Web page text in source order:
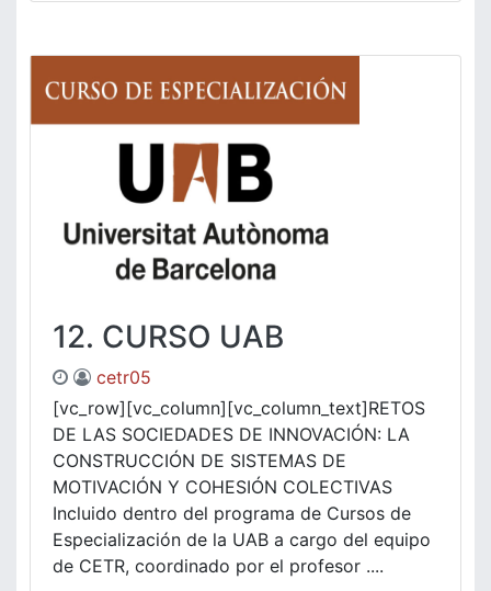
12. CURSO UAB
cetr05
[vc_row][vc_column][vc_column_text]RETOS
DE LAS SOCIEDADES DE INNOVACIÓN: LA
CONSTRUCCIÓN DE SISTEMAS DE
MOTIVACIÓN Y COHESIÓN COLECTIVAS
Incluido dentro del programa de Cursos de
Especialización de la UAB a cargo del equipo
de CETR, coordinado por el profesor ....